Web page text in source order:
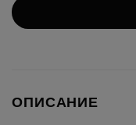
ОПИСАНИЕ